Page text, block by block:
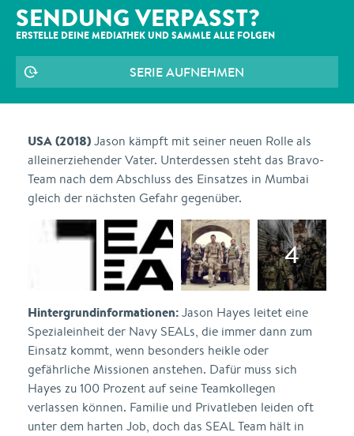
SENDUNG VERPASST?
ERSTELLE DEINE MEDIATHEK UND SAMMLE ALLE FOLGEN
SERIE AUFNEHMEN
USA (2018)Jason kämpft mit seiner neuen Rolle als
alleinerziehender Vater. Unterdessen steht das Bravo-
Team nach dem Abschluss des Einsatzes in Mumbai
gleich der nächsten Gefahr gegenüber.
Hintergrundinformationen:Jason Hayes leitet eine
Spezialeinheit der Navy SEALs, die immer dann zum
Einsatz kommt, wenn besonders heikle oder
gefährliche Missionen anstehen. Dafür muss sich
Hayes zu 100 Prozent auf seine Teamkollegen
verlassen können. Familie und Privatleben leiden oft
unter dem harten Job, doch das SEAL Team hält in